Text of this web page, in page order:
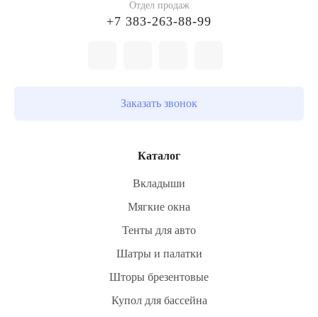
Каталог
Вкладыши
Мягкие окна
Тенты для авто
Шатры и палатки
Шторы брезентовые
Купол для бассейна
Отдел продаж
+7 383-263-88-99
Заказать звонок